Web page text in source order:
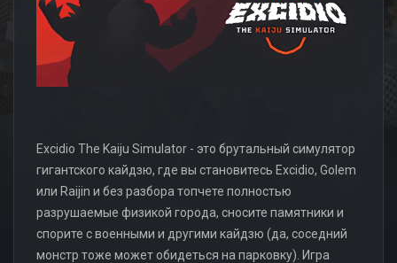
Excidio The Kaiju Simulator - это брутальный симулятор
гигантского кайдзю, где вы становитесь Excidio, Golem
или Raijin и без разбора топчете полностью
разрушаемые физикой города, сносите памятники и
спорите с военными и другими кайдзю (да, соседний
монстр тоже может обидеться на парковку). Игра